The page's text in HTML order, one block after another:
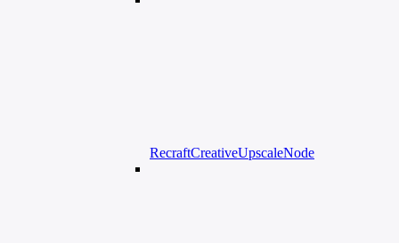
RecraftCreativeUpscaleNode